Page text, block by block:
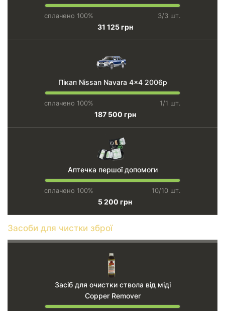
сплачено 100% 3/3 шт.
31 125 грн
Пікап Nissan Navara 4x4 2006р
сплачено 100% 1/1 шт.
187 500 грн
Аптечка першої допомоги
сплачено 100% 10/10 шт.
5 200 грн
Засоби для чистки зброї
Засіб для очистки ствола від міді
Copper Remover